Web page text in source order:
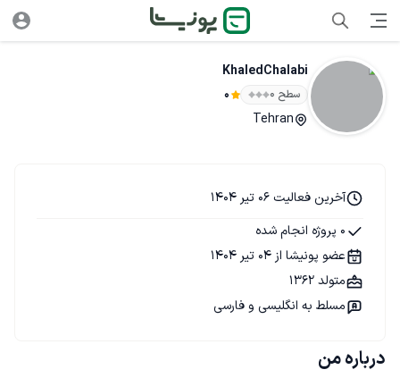
KhaledChalabi
سطح ۰ 0
Tehran
درباره من
آخرین فعالیت 06 تیر 1404
0 پروژه انجام شده
عضو پونیشا از 04 تیر 1404
متولد 1362
مسلط به انگلیسی و فارسی